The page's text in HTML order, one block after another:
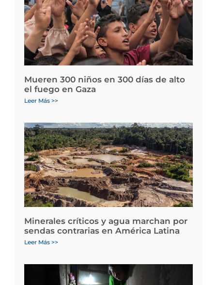
Mueren 300 niños en 300 días de alto
el fuego en Gaza
Leer Más >>
Minerales críticos y agua marchan por
sendas contrarias en América Latina
Leer Más >>